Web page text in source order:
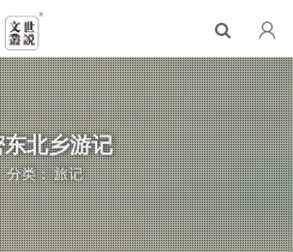
北乡游记
分类：旅记